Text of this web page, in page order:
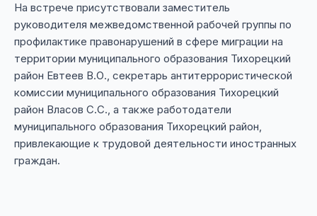
На встрече присутствовали заместитель
руководителя межведомственной рабочей группы по
профилактике правонарушений в сфере миграции на
территории муниципального образования Тихорецкий
район Евтеев В.О., секретарь антитеррористической
комиссии муниципального образования Тихорецкий
район Власов С.С., а также работодатели
муниципального образования Тихорецкий район,
привлекающие к трудовой деятельности иностранных
граждан.